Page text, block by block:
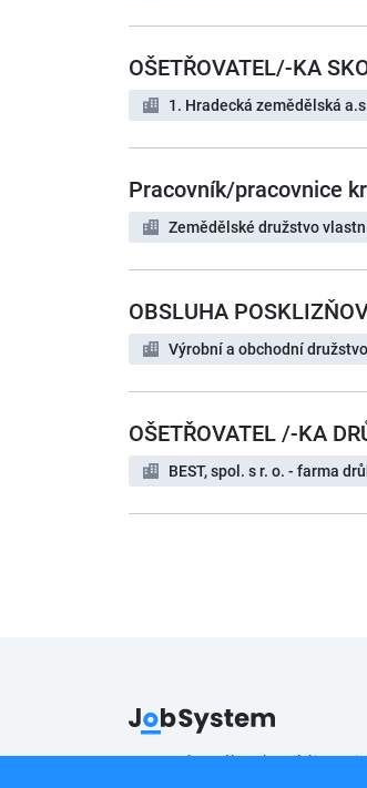
OŠETŘOVATEL/-KA
1. Hradecká zemědělská
Pracovník/pracovnice
Zemědělské družstvo
OBSLUHA
Výrobní a obchodní
OŠETŘOVATEL /-KA
BEST, spol. s r. o. - farma
Pracovní portál poskytující inzerci